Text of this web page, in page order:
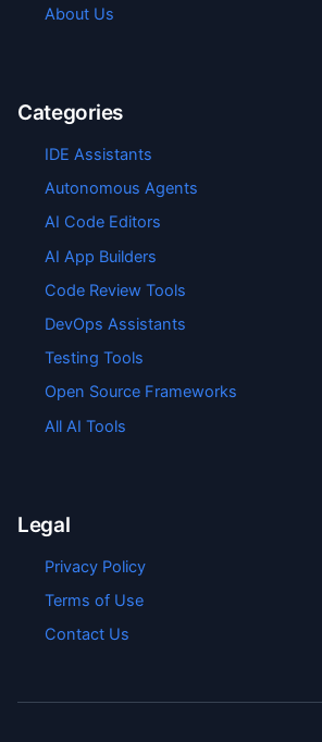
About Us
Categories
IDE Assistants
Autonomous Agents
AI Code Editors
AI App Builders
Code Review Tools
DevOps Assistants
Testing Tools
Open Source Frameworks
All AI Tools
Legal
Privacy Policy
Terms of Use
Contact Us